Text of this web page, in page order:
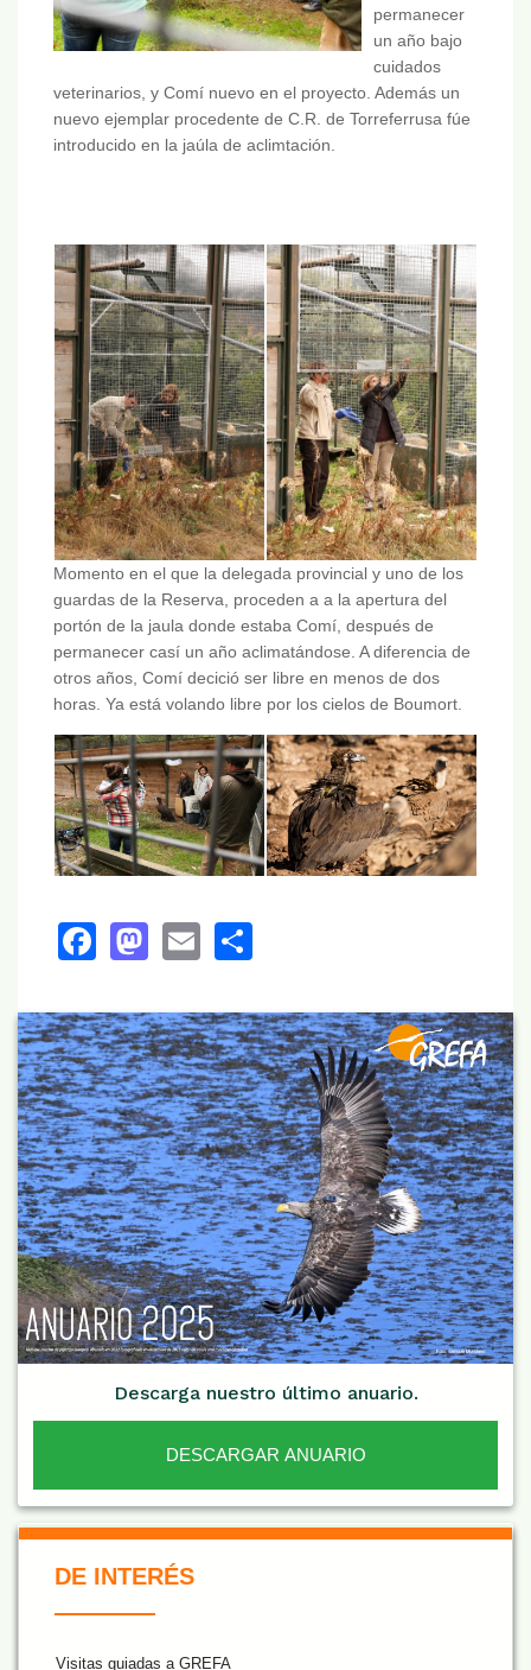
permanecer
un año bajo
cuidados
veterinarios, y Comí nuevo en el proyecto. Además un
nuevo ejemplar procedente de C.R. de Torreferrusa fúe
introducido en la jaúla de aclimtación.
Momento en el que la delegada provincial y uno de los
guardas de la Reserva, proceden a a la apertura del
portón de la jaula donde estaba Comí, después de
permanecer casí un año aclimatándose. A diferencia de
otros años, Comí decició ser libre en menos de dos
horas. Ya está volando libre por los cielos de Boumort.
Facebook
Mastodon
Email
Descarga nuestro último anuario.
DESCARGAR ANUARIO
De Interés NARANJA
DE INTERÉS
Visitas guiadas a GREFA